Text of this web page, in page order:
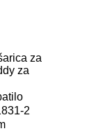
za
za
2